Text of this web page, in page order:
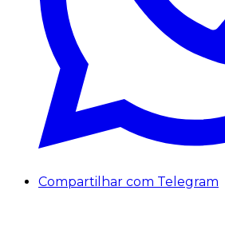
Compartilhar com Telegram